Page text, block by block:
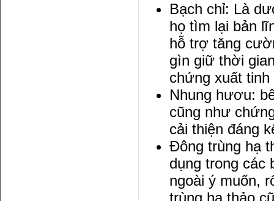
Bạch chỉ: Là
họ tìm lại bản
hỗ trợ tăng
gìn giữ thời
chứng xuất
Nhung hươu:
cũng như
cải thiện đáng
Đông trùng hạ
dụng trong các
ngoài ý muốn,
trùng hạ thảo